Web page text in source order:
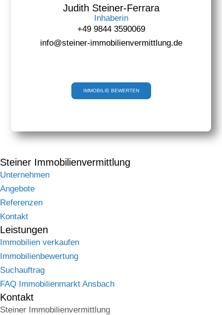
Judith Steiner-Ferrara
Inhaberin
+49 9844 3590069
info@steiner-immobilienvermittlung.de
IMMOBILIE BEWERTEN
Steiner Immobilienvermittlung
Unternehmen
Angebote
Referenzen
Kontakt
Leistungen
Immobilien verkaufen
Immobilienbewertung
Suchauftrag
FAQ Immobilienmarkt Ansbach
Kontakt
Steiner Immobilienvermittlung